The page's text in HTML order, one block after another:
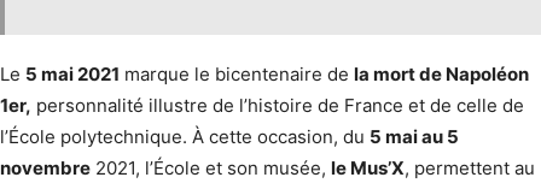
Le 5 mai 2021 marque le bicentenaire de la mort de Napoléon
1er, personnalité illustre de l’histoire de France et de celle de
l’École polytechnique. À cette occasion, du 5 mai au 5
novembre 2021, l’École et son musée, le Mus’X, permettent au